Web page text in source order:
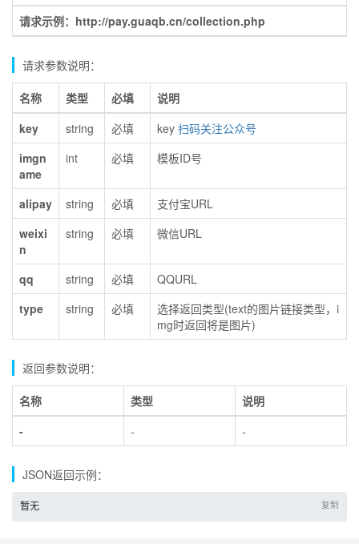
请求示例：http://pay.guaqb.cn/collection.php
请求参数说明：
名称 类型 必填
说明
key
string 必填 key 扫码关注公众号
imgn
ame
int 必填 模板ID号
alipay string 必填
支付宝URL
weixi
n
string 必填 微信URL
qq string 必填
QQURL
type
string 必填
选择返回类型(text的图片链接类型，i
mg时返回将是图片)
返回参数说明：
名称 类型
说明
-
- -
JSON返回示例：
复制
暂无